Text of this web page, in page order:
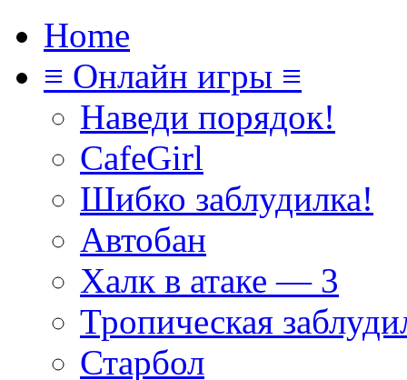
Home
≡ Онлайн игры ≡
Наведи порядок!
CafeGirl
Шибко заблудилка!
Автобан
Халк в атаке — 3
Тропическая
Старбол